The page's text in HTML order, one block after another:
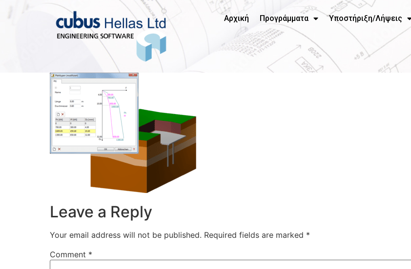
Αρχική Προγράμματα Υποστήριξη/Λήψεις
Leave a Reply
Your email address will not be published. Required fields are marked *
Comment *